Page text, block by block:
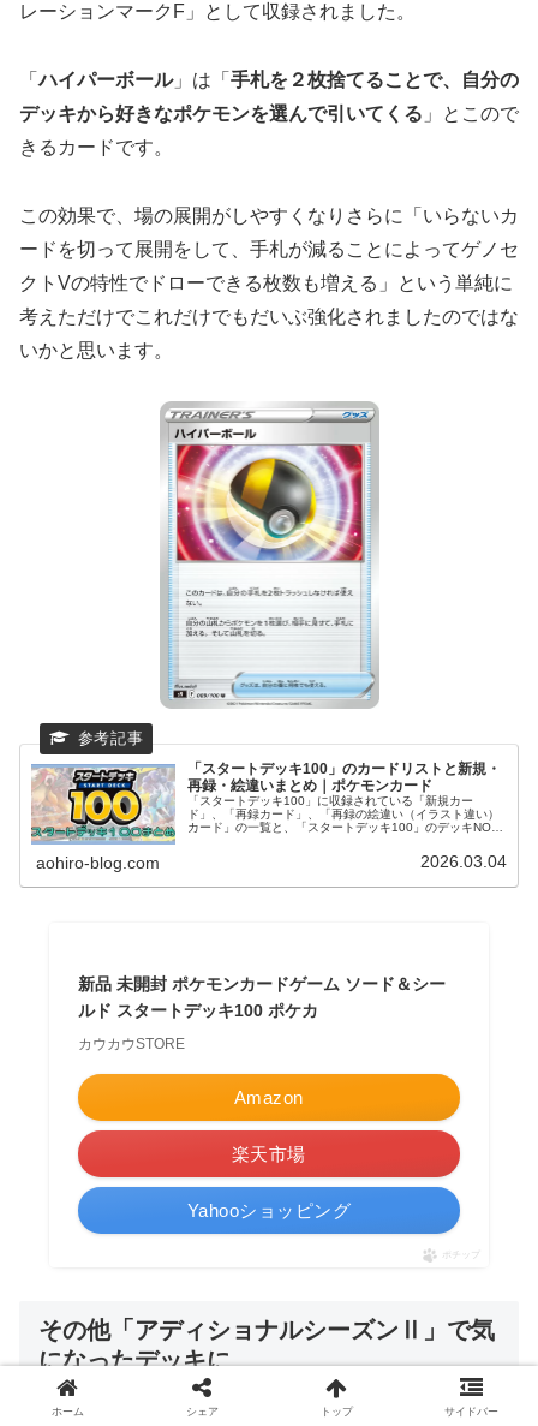
レーションマークF」として収録されました。
「ハイパーボール」は「 手札を２枚捨てることで、自分の
デッキから好きなポケモンを選んで引いてくる 」とこので
きるカードです。
この効果で、場の展開がしやすくなりさらに「いらないカ
ードを切って展開をして、手札が減ることによってゲノセ
クトVの特性でドローできる枚数も増える」という単純に
考えただけでこれだけでもだいぶ強化されましたのではな
いかと思います。
「スタートデッキ100」のカードリストと新規・
再録・絵違いまとめ｜ポケモンカード
「スタートデッキ100」に収録されている「新規カー
ド」、「再録カード」、「再録の絵違い（イラスト違い）
カード」の一覧と、「スタートデッキ100」のデッキNO.
aohiro-blog.com 2026.03.04
新品 未開封 ポケモンカードゲーム ソード＆シー
ルド スタートデッキ100 ポケカ
カウカウSTORE
Amazon
楽天市場
Yahooショッピング
ポチップ
その他「 アディショナルシーズンⅡ
」で気
になったデッキに
ホーム シェア トップ サイドバー